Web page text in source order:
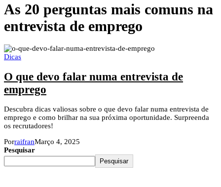
As 20 perguntas mais comuns na
entrevista de emprego
Dicas
O que devo falar numa entrevista de
emprego
Descubra dicas valiosas sobre o que devo falar numa entrevista de
emprego e como brilhar na sua próxima oportunidade. Surpreenda
os recrutadores!
PorraifranMarço 4, 2025
Pesquisar
Pesquisar